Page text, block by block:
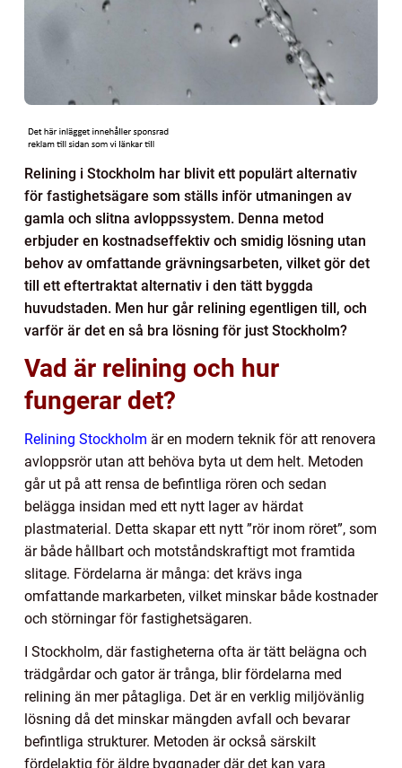
Relining i Stockholm har blivit ett populärt alternativ
för fastighetsägare som ställs inför utmaningen av
gamla och slitna avloppssystem. Denna metod
erbjuder en kostnadseffektiv och smidig lösning utan
behov av omfattande grävningsarbeten, vilket gör det
till ett eftertraktat alternativ i den tätt byggda
huvudstaden. Men hur går relining egentligen till, och
varför är det en så bra lösning för just Stockholm?
Vad är relining och hur
fungerar det?
Relining Stockholm är en modern teknik för att renovera
avloppsrör utan att behöva byta ut dem helt. Metoden
går ut på att rensa de befintliga rören och sedan
belägga insidan med ett nytt lager av härdat
plastmaterial. Detta skapar ett nytt ”rör inom röret”, som
är både hållbart och motståndskraftigt mot framtida
slitage. Fördelarna är många: det krävs inga
omfattande markarbeten, vilket minskar både kostnader
och störningar för fastighetsägaren.
I Stockholm, där fastigheterna ofta är tätt belägna och
trädgårdar och gator är trånga, blir fördelarna med
relining än mer påtagliga. Det är en verklig miljövänlig
lösning då det minskar mängden avfall och bevarar
befintliga strukturer. Metoden är också särskilt
fördelaktig för äldre byggnader där det kan vara